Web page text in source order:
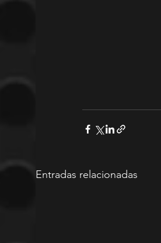
Entradas relacionadas